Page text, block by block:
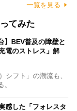
一覧を見る
てみた
】BEV普及の障壁と
電のストレス」解
フト」の潮流も、
。…
感した「フォレスタ